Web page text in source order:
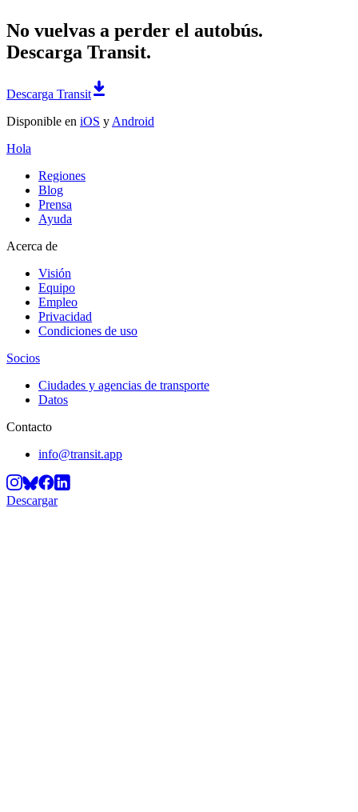
No vuelvas a perder el autobús.
Descarga Transit.
Descarga Transit
Disponible en iOS y Android
Hola
Regiones
Blog
Prensa
Ayuda
Acerca de
Visión
Equipo
Empleo
Privacidad
Condiciones de uso
Socios
Ciudades y agencias de transporte
Datos
Contacto
info@transit.app
Descargar